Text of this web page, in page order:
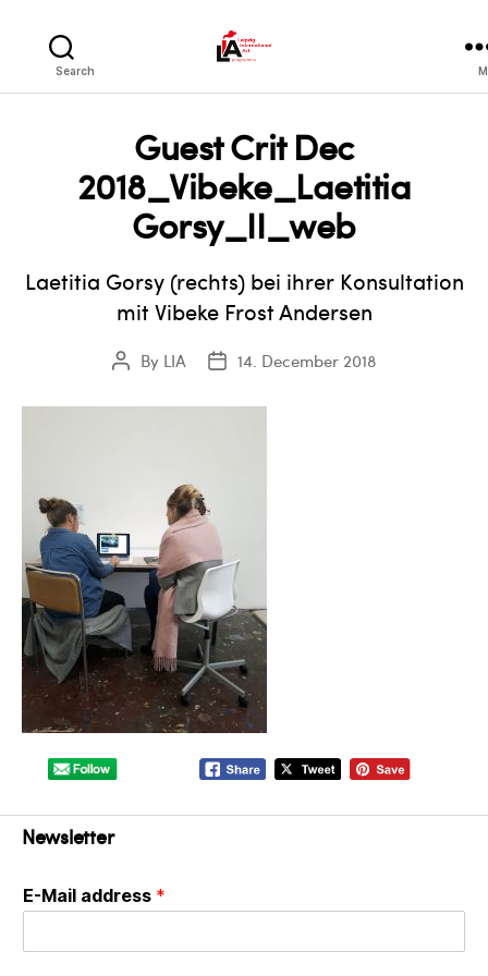
Search
Guest Crit Dec
2018_Vibeke_Laetitia
Gorsy_II_web
Laetitia Gorsy (rechts) bei ihrer Konsultation
mit Vibeke Frost Andersen
PostBy LIA
Post14. December 2018
Newsletter
E-Mail address *